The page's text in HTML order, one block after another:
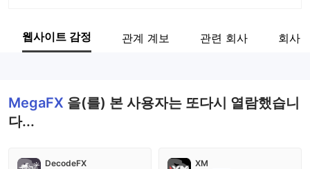
기업 직원
웹사이트 감정 관계 계보 관련 회사 회사
MegaFX 을(를) 본 사용자는 또다시 열람했습니
다...
DecodeFX XM